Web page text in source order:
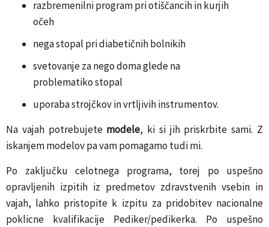
razbremenilni program pri otiščancih in kurjih
očeh
nega stopal pri diabetičnih bolnikih
svetovanje za nego doma glede na
problematiko stopal
uporaba strojčkov in vrtljivih instrumentov.
Na vajah potrebujete modele, ki si jih priskrbite sami. Z
iskanjem modelov pa vam pomagamo tudi mi.
Po zaključku celotnega programa, torej po uspešno
opravljenih izpitih iz predmetov zdravstvenih vsebin in
vajah, lahko pristopite k izpitu za pridobitev nacionalne
poklicne kvalifikacije Pediker/pedikerka. Po uspešno